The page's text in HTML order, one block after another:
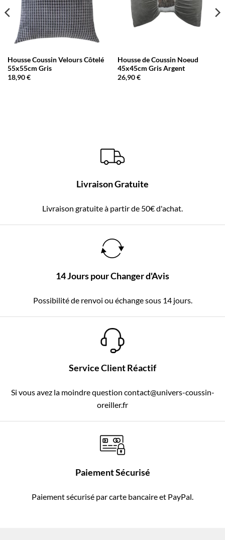
Housse Coussin Velours Côtelé
55x55cm Gris
18,90€
Housse de Coussin Noeud
45x45cm Gris Argent
26,90€
Livraison Gratuite
Livraison gratuite à partir de 50€ d'achat.
14 Jours pour Changer d'Avis
Possibilité de renvoi ou échange sous 14 jours.
Service Client Réactif
Si vous avez la moindre question contact@univers-coussin-
oreiller.fr
Paiement Sécurisé
Paiement sécurisé par carte bancaire et PayPal.